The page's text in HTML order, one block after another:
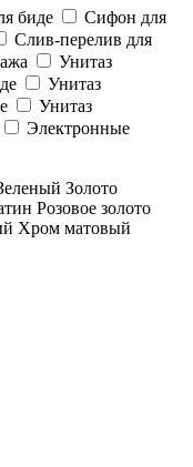
биде
Сифон для
Слив-перелив для
Унитаз
Унитаз
Унитаз
Электронные
Золото
Розовое золото
Хром матовый